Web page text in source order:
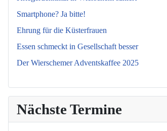
Smartphone? Ja bitte!
Ehrung für die Küsterfrauen
Essen schmeckt in Gesellschaft besser
Der Wierschemer Adventskaffee 2025
Nächste Termine